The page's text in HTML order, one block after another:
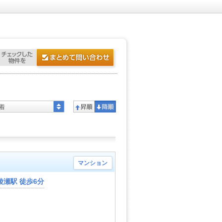
マンション
瀬駅 徒歩6分